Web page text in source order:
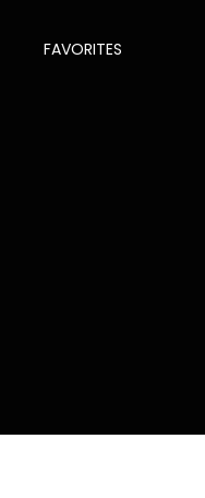
FAVORITES